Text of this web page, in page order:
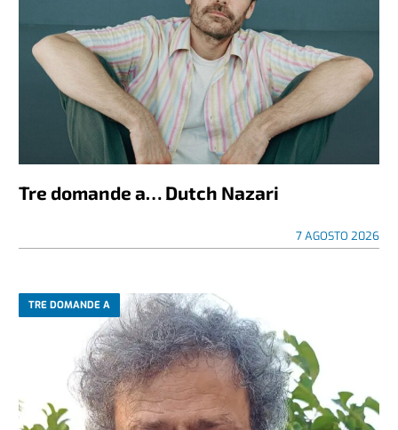
Tre domande a… Dutch Nazari
7 AGOSTO 2026
TRE DOMANDE A